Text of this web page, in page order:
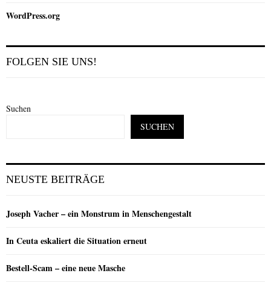
WordPress.org
FOLGEN SIE UNS!
Suchen
SUCHEN
NEUSTE BEITRÄGE
Joseph Vacher – ein Monstrum in Menschengestalt
In Ceuta eskaliert die Situation erneut
Bestell-Scam – eine neue Masche